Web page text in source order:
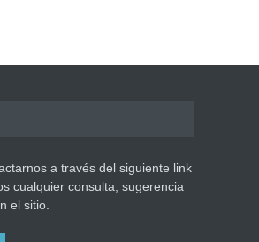
a través del siguiente link
cualquier consulta, sugerencia
el sitio.